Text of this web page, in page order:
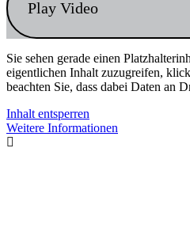
Play Video
Sie sehen gerade einen
eigentlichen Inhalt zuzugreifen,
beachten Sie, dass dabei Daten an
Inhalt entsperren
Weitere Informationen